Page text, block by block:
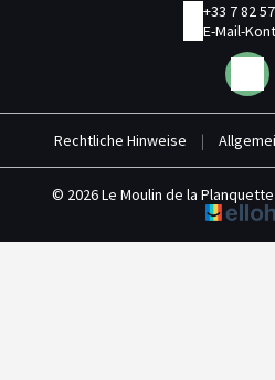
+33 7 82
E-Mail-
Rechtliche Hinweise |
© 2026 Le Moulin de la Planquette